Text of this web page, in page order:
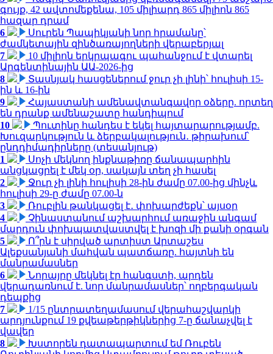
գույք, 42 ավտոմեքենա, 105 միլիարդ 865 միլիոն 865
հազար դրամ
6
Սուրեն Պապիկյանի նոր հրամանը՝
ժամկետային զինծառայողների վերաբերյալ
7
10 միլիոն երկրպագու պահանջում է վտարել
Արգենտինային ԱԱ-2026-ից
8
Տասնյակ հասցեներում ջուր չի լինի՝ հուլիսի 15-
ին և 16-ին
9
Հայաստանի ամենավտանգավոր օձերը. որտեղ
են դրանք ամենաշատը հանդիպում
10
Պուտինը հանդես է եկել հայտարարությամբ.
Խուզարկություն և ձերբակալություն․ թիրախում՝
ընդդիմադիրները (տեսանյութ)
1
Սոչի մեկնող ինքնաթիռը ճանապարհին
անցկացրել է մեկ օր, սակայն տեղ չի հասել
2
Ջուր չի լինի հուլիսի 28-ին ժամը 07.00-ից մինչև
հուլիսի 29-ը ժամը 07.00-ն
3
Ռուբլին թանկացել է․ փոխարժեքն՝ այսօր
4
Չինաստանում աշխարհում առաջին անգամ
մարդուն փոխպատվաստվել է խոզի մի քանի օրգան
5
Ո՞րն է սիրված արտիստ Արտաշես
Ալեքսանյանի մահվան պատճառը. հայտնի են
մանրամասներ
6
Նորայրը մեկնել էր հանգստի, արդեն
վերադառնում է. նոր մանրամասներ՝ ողբերգական
դեպքից
7
1/15 ընտրատեղամասում վերահաշվարկի
արդյունքում 19 քվեաթերթիկներից 7-ը ճանաչվել է
վավեր
8
Խստորեն դատապարտում եմ Ռուբեն